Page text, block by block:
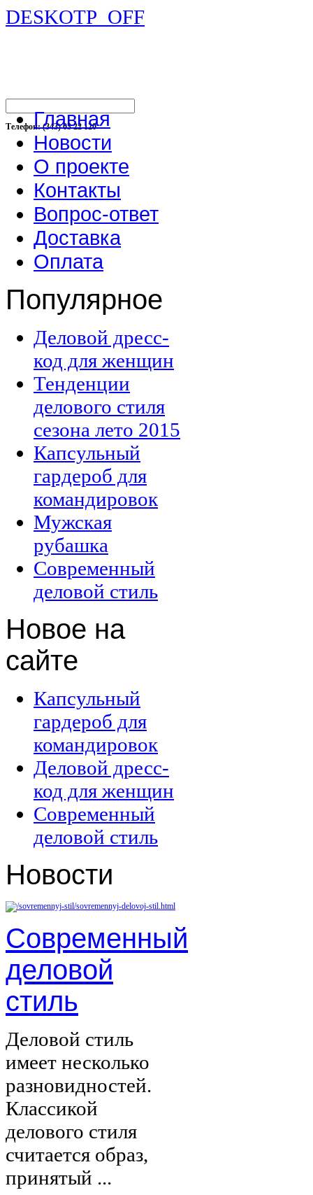
DESKOTP_OFF
Телефон: (343) 03 22 120
Главная
Новости
О проекте
Контакты
Вопрос-ответ
Доставка
Оплата
Популярное
Деловой дресс-
код для женщин
Тенденции
делового стиля
сезона лето 2015
Капсульный
гардероб для
командировок
Мужская
рубашка
Современный
деловой стиль
Новое на
сайте
Капсульный
гардероб для
командировок
Деловой дресс-
код для женщин
Современный
деловой стиль
Новости
Современный
деловой
стиль
Деловой стиль
имеет несколько
разновидностей.
Классикой
делового стиля
считается образ,
принятый ...